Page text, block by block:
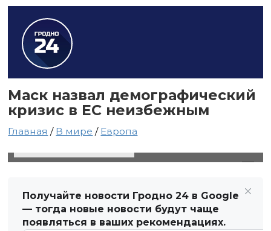
Маск назвал демографический
кризис в ЕС неизбежным
Главная / В мире / Европа
Получайте новости Гродно 24 в Google
— тогда новые новости будут чаще
появляться в ваших рекомендациях.